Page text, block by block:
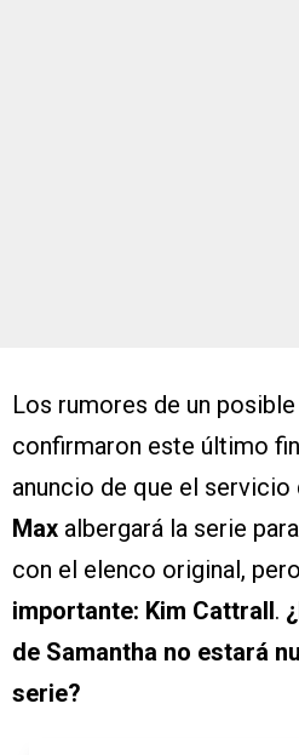
Los rumores de un
confirmaron este último
anuncio de que el servicio
Max albergará la serie
con el elenco original, pero
importante: Kim Cattrall.
de Samantha no estará
serie?